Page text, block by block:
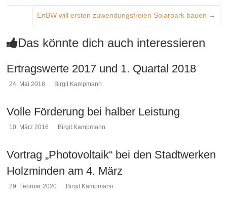
EnBW will ersten zuwendungsfreien Solarpark bauen →
Das könnte dich auch interessieren
Ertragswerte 2017 und 1. Quartal 2018
24. Mai 2018 Birgit Kampmann
Volle Förderung bei halber Leistung
10. März 2016 Birgit Kampmann
Vortrag „Photovoltaik“ bei den Stadtwerken
Holzminden am 4. März
29. Februar 2020 Birgit Kampmann